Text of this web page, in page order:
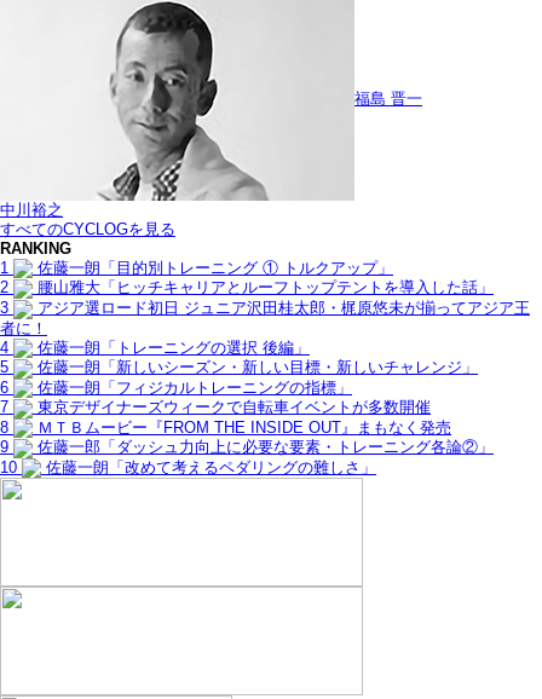
福島 晋一
中川裕之
すべてのCYCLOGを見る
RANKING
1
佐藤一朗「目的別トレーニング ① トルクアップ」
2
腰山雅大「ヒッチキャリアとルーフトップテントを導入した話」
3
アジア選ロード初日 ジュニア沢田桂太郎・梶原悠未が揃ってアジア王
者に！
4
佐藤一朗「トレーニングの選択 後編」
5
佐藤一朗「新しいシーズン・新しい目標・新しいチャレンジ」
6
佐藤一朗「フィジカルトレーニングの指標」
7
東京デザイナーズウィークで自転車イベントが多数開催
8
ＭＴＢムービー『FROM THE INSIDE OUT』まもなく発売
9
佐藤一郎「ダッシュ力向上に必要な要素・トレーニング各論②」
10
佐藤一朗「改めて考えるペダリングの難しさ」